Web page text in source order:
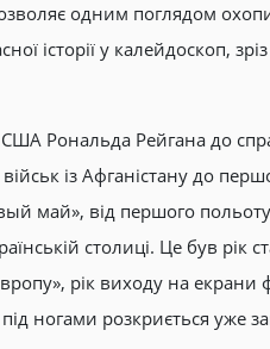
одним поглядом
історії у калейдоскоп,
Рональда Рейгана до
із Афганістану до
май», від першого
столиці. Це був рік
рік виходу на екрани
ногами розкриється уже